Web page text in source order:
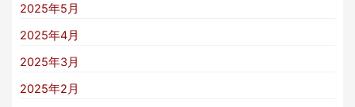
2025年5月
2025年4月
2025年3月
2025年2月